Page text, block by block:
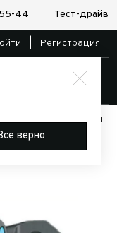
55-44 Тест-драйв
верно
Регистрация
Аксессуары:
Warrior